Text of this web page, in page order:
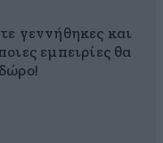
γεννήθηκες και
εμπειρίες θα